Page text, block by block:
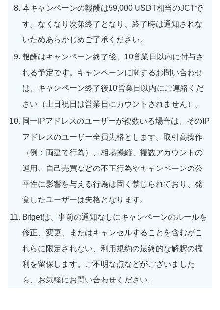
本キャンペーンの報酬は59,000 USDT相当のJCTで
す。なくなり次第終了となり、終了時は通知されな
いためあらかじめご了承ください。
報酬はキャンペーン終了後、10営業日以内に付与さ
れる予定です。キャンペーンに関するお問い合わせ
は、キャンペーン終了後10営業日以内にご連絡くだ
さい（土日祝日は営業日にカウントされません）。
同一IPアドレスのユーザーが複数いる場合は、そのIP
アドレスのユーザー全員失格とします。取引高操作
（例：両建て行為）、相場操縦、複数アカウントの
運用、自己売買などの不正行為やキャンペーンの公
平性に影響を与える行為は固く禁じられており、発
覚したユーザーは失格となります。
Bitgetは、事前の通知なしにキャンペーンのルールを
修正、変更、またはキャンセルすることを含むがこ
れらに限定されない、利用規約の最終的な解釈の権
利を留保します。ご不明な点などがございました
ら、お気軽にお問い合わせください。